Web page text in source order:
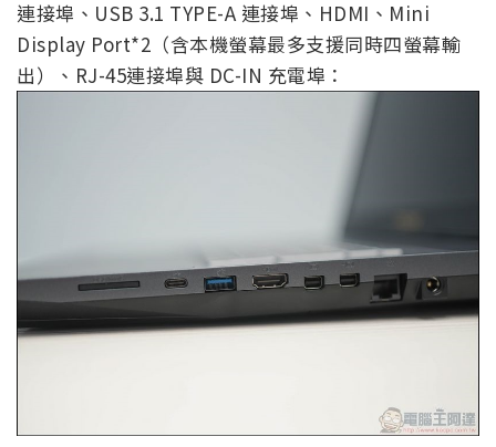
連接埠、USB 3.1 TYPE-A 連接埠、HDMI、Mini
Display Port*2（含本機螢幕最多支援同時四螢幕輸
出）、RJ-45連接埠與 DC-IN 充電埠：